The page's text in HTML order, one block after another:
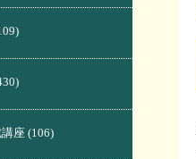
座 (106)